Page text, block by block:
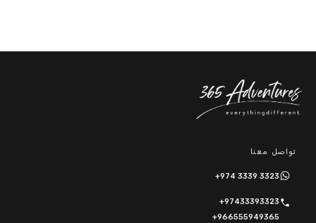
تواصل معنا
+974 3339 3323
+97433393323
+966555949365